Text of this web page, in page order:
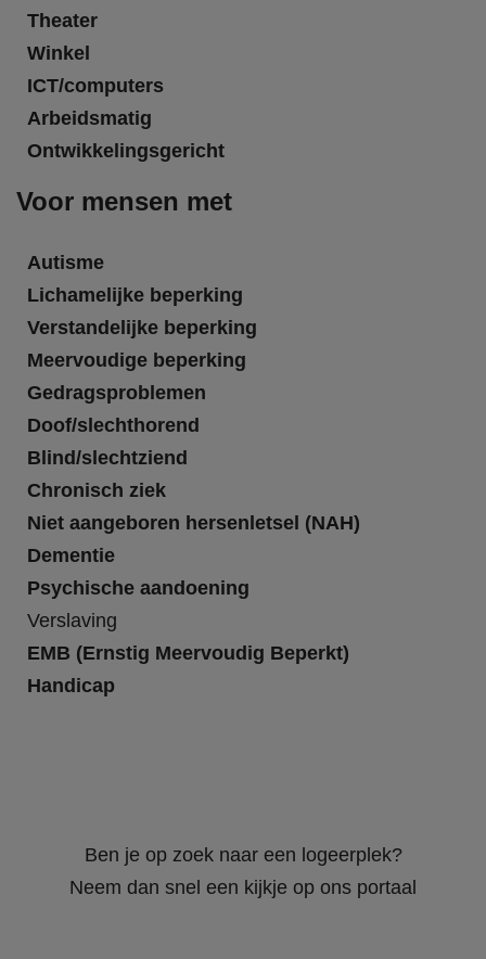
Theater
Winkel
ICT/computers
Arbeidsmatig
Ontwikkelingsgericht
Voor mensen met
Autisme
Lichamelijke beperking
Verstandelijke beperking
Meervoudige beperking
Gedragsproblemen
Doof/slechthorend
Blind/slechtziend
Chronisch ziek
Niet aangeboren hersenletsel (NAH)
Dementie
Psychische aandoening
Verslaving
EMB (Ernstig Meervoudig Beperkt)
Handicap
Ben je op zoek naar een logeerplek?
Neem dan snel een kijkje op ons portaal